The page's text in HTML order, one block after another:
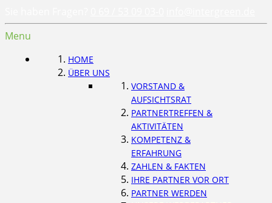
Menu
HOME
ÜBER UNS
VORSTAND &
AUFSICHTSRAT
PARTNERTREFFEN &
AKTIVITÄTEN
KOMPETENZ &
ERFAHRUNG
ZAHLEN & FAKTEN
IHRE PARTNER VOR ORT
PARTNER WERDEN